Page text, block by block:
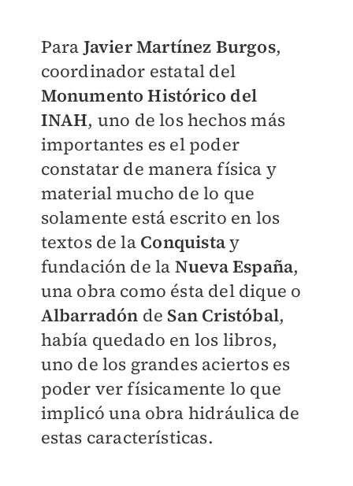
Para Javier Martínez Burgos,
coordinador estatal del
Monumento Histórico del
INAH, uno de los hechos más
importantes es el poder
constatar de manera física y
material mucho de lo que
solamente está escrito en los
textos de la Conquistay
fundación de la Nueva España,
una obra como ésta del dique o
Albarradón de San Cristóbal,
había quedado en los libros,
uno de los grandes aciertos es
poder ver físicamente lo que
implicó una obra hidráulica de
estas características.